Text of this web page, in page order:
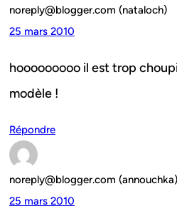
noreply@blogger.com (nataloch)
25 mars 2010
hooooooooo il est trop
modèle !
Répondre
noreply@blogger.com (annouchka)
25 mars 2010